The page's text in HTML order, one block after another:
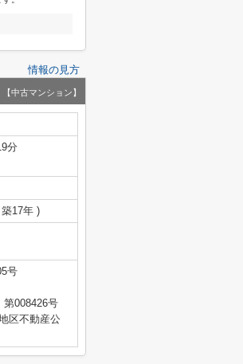
情報の見方
【中古マンション】
分
17年 )
号
第008426号
区不動産公